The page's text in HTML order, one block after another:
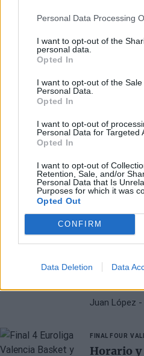
Personal Data Processing
I want to opt-out of the
personal data.
Opted In
I want to opt-out of the
Personal Data.
Opted In
I want to opt-out of
Personal Data for Targeted
Opted In
I want to opt-out of
Retention, Sale, and/or
Personal Data that Is
Purposes for which it was
Opted Out
CONFIRM
Data Deletion Data
Real
a la final
El Real
Euroliga en
Scariolo
Euroliga:
Juan López -
FINAL FOUR
Horario y